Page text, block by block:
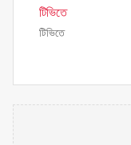
টিভিতে
টিভিতে